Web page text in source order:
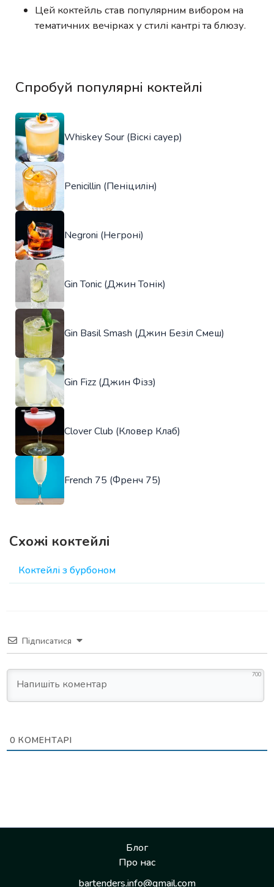
Цей коктейль став популярним вибором на
тематичних вечірках у стилі кантрі та блюзу.
Спробуй популярні коктейлі
Whiskey Sour (Віскі сауер)
Penicillin (Пеніцилін)
Negroni (Негроні)
Gin Tonic (Джин Тонік)
Gin Basil Smash (Джин Безіл Смеш)
Gin Fizz (Джин Фізз)
Clover Club (Кловер Клаб)
French 75 (Френч 75)
Схожі коктейлі
Коктейлі з бурбоном
Підписатися
700
0 КОМЕНТАРІ
Блог
Про нас
bartenders.info@gmail.com